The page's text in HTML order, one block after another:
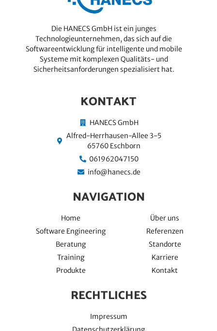
Die HANECS GmbH ist ein junges
Technologieunternehmen, das sich auf die
Softwareentwicklung für intelligente und mobile
Systeme mit komplexen Qualitäts- und
Sicherheitsanforderungen spezialisiert hat.
KONTAKT
HANECS GmbH
Alfred-Herrhausen-Allee 3-5
65760 Eschborn
061962047150
info@hanecs.de
NAVIGATION
Home
Software Engineering
Beratung
Training
Produkte
Über uns
Referenzen
Standorte
Karriere
Kontakt
RECHTLICHES
Impressum